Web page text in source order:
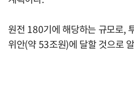
원전 180기에 해당하는 규모로,
위안(약 53조원)에 달할 것으로